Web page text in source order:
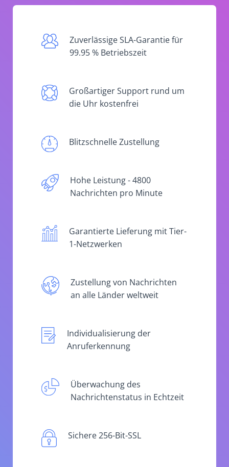
Zuverlässige SLA-Garantie für
99.95 % Betriebszeit
Großartiger Support rund um
die Uhr kostenfrei
Blitzschnelle Zustellung
Hohe Leistung - 4800
Nachrichten pro Minute
Garantierte Lieferung mit Tier-
1-Netzwerken
Zustellung von Nachrichten
an alle Länder weltweit
Individualisierung der
Anruferkennung
Überwachung des
Nachrichtenstatus in Echtzeit
Sichere 256-Bit-SSL